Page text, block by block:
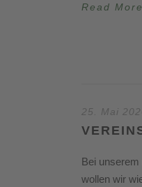
Read More
25. Mai
Bei
wollen wir